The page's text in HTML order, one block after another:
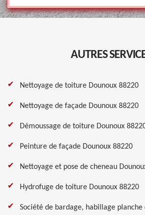
AUTRES
Nettoyage de toiture Dounoux 88220
Nettoyage de façade Dounoux 88220
Démoussage de toiture Dounoux
Peinture de façade Dounoux 88220
Nettoyage et pose de cheneau
Hydrofuge de toiture Dounoux 88220
Société de bardage, habillage planche